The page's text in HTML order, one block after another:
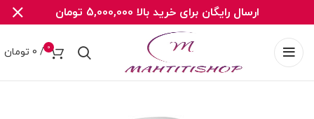
0
/
0 تومان
ارسال رایگان برای خرید بالا 5,000,000 تومان